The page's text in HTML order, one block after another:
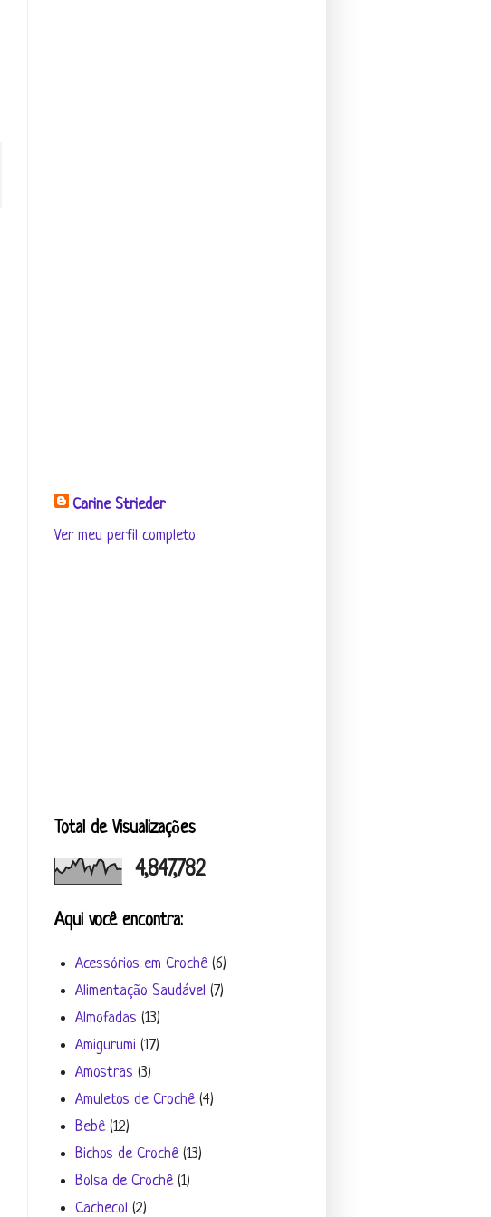
Carine Strieder
Ver meu perfil completo
Total de Visualizações
4,847,782
Aqui você encontra:
Acessórios em Crochê (6)
Alimentação Saudável (7)
Almofadas (13)
Amigurumi (17)
Amostras (3)
Amuletos de Crochê (4)
Bebê (12)
Bichos de Crochê (13)
Bolsa de Crochê (1)
Cachecol (2)